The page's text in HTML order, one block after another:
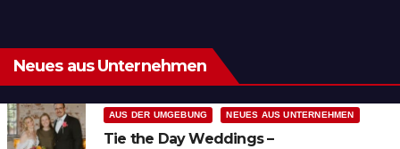
Neues aus Unternehmen
AUS DER UMGEBUNG NEUES AUS UNTERNEHMEN
Tie the Day Weddings –